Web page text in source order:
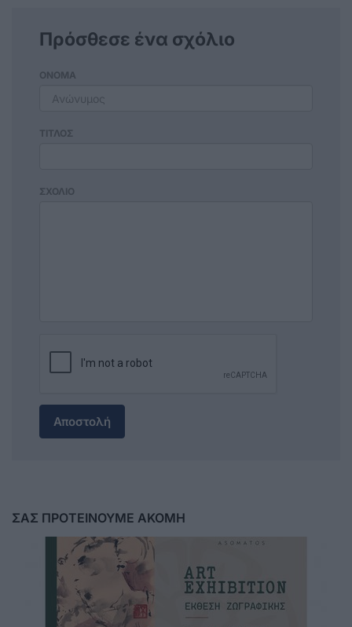
Πρόσθεσε ένα σχόλιο
ΟΝΟΜΑ
ΤΙΤΛΟΣ
ΣΧΟΛΙΟ
Αποστολή
ΣΑΣ ΠΡΟΤΕΙΝΟΥΜΕ ΑΚΟΜΗ